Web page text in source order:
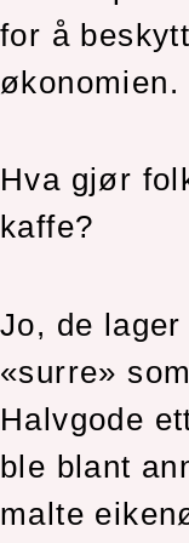
for å
økonomien.
Hva gjør
kaffe?
Jo, de
«surre»
Halvgode
ble blant
malte